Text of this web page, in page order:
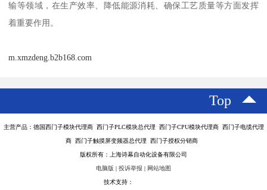
输等领域，在生产效率、降低能源消耗、确保工艺质量等方面发挥
着重要作用。
m.xmzdeng.b2b168.com
Top
主营产品：德国西门子模块代理商 西门子PLC模块总代理 西门子CPU模块代理商 西门子电缆代理
商 西门子触摸屏变频器总代理 西门子授权分销商
版权所有：上海诗幕自动化设备有限公司
电脑版 | 投诉举报 | 网站地图
技术支持：